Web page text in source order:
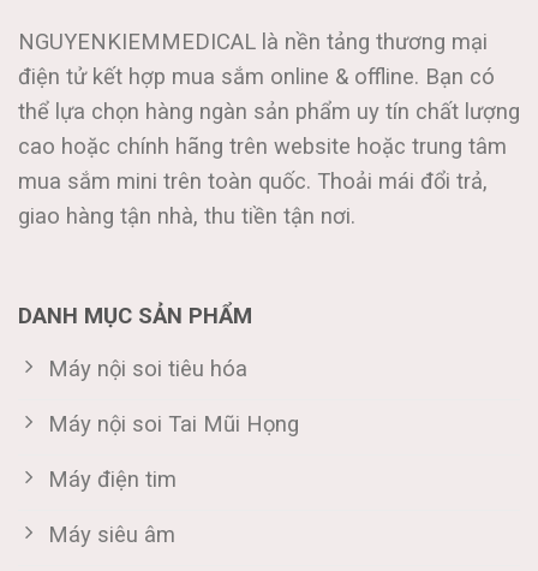
NGUYENKIEMMEDICAL là nền tảng thương mại
điện tử kết hợp mua sắm online & offline. Bạn có
thể lựa chọn hàng ngàn sản phẩm uy tín chất lượng
cao hoặc chính hãng trên website hoặc trung tâm
mua sắm mini trên toàn quốc. Thoải mái đổi trả,
giao hàng tận nhà, thu tiền tận nơi.
DANH MỤC SẢN PHẨM
Máy nội soi tiêu hóa
Máy nội soi Tai Mũi Họng
Máy điện tim
Máy siêu âm